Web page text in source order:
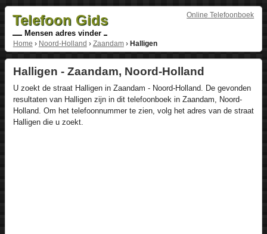
Online Telefoonboek
Telefoon Gids
Mensen adres vinder
Home › Noord-Holland › Zaandam› Halligen
Halligen - Zaandam, Noord-Holland
U zoekt de straat Halligen in Zaandam - Noord-Holland. De gevonden
resultaten van Halligen zijn in dit telefoonboek in Zaandam, Noord-
Holland. Om het telefoonnummer te zien, volg het adres van de straat
Halligen die u zoekt.